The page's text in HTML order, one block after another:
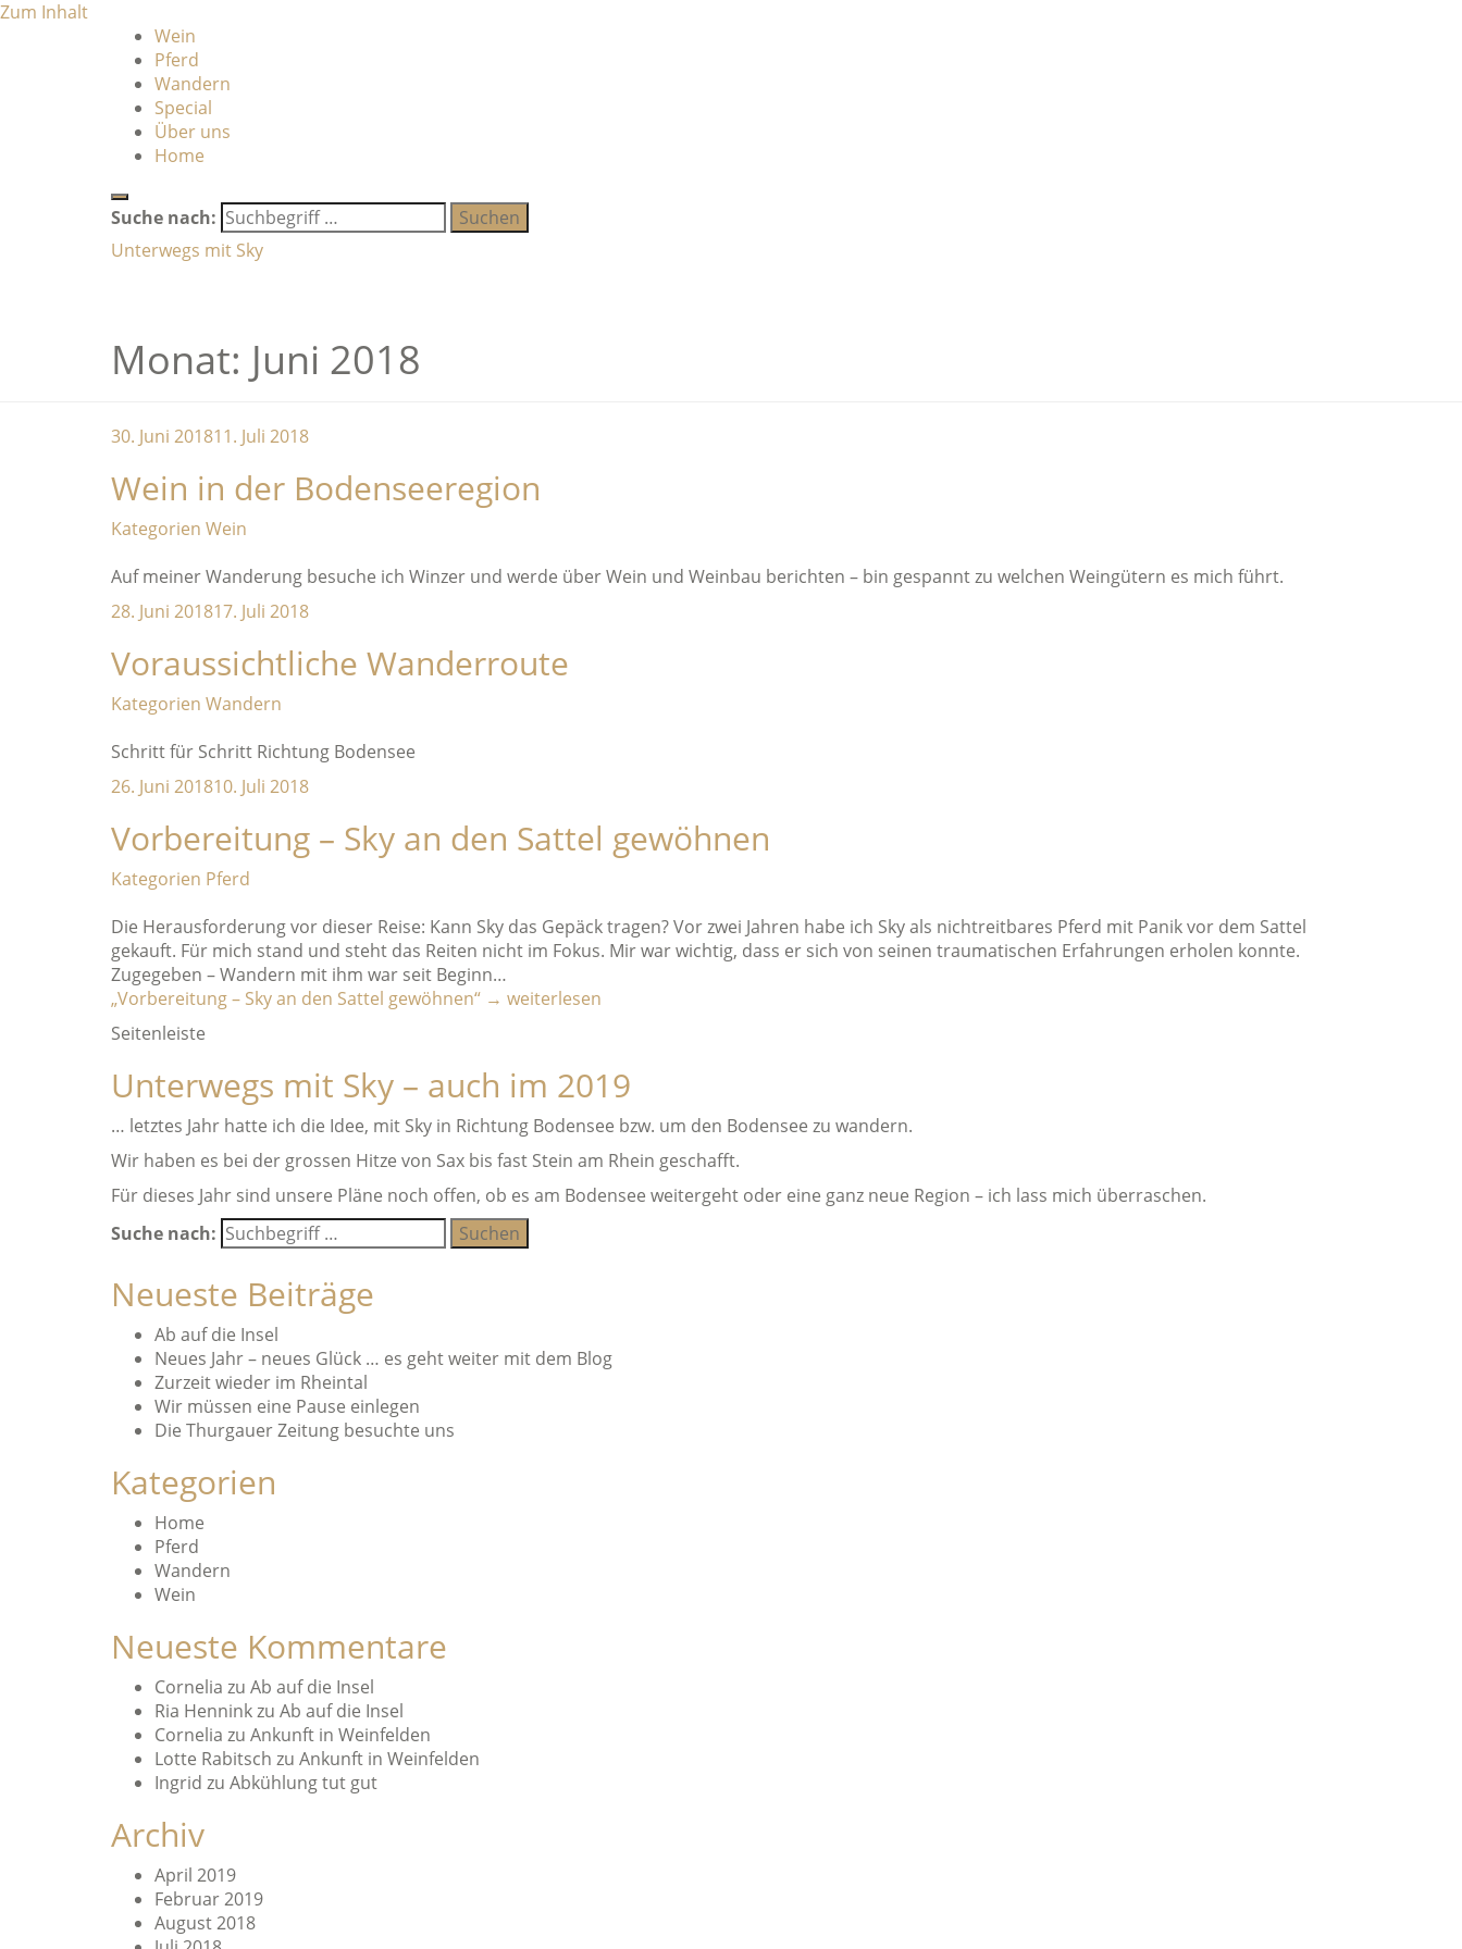
Zum Inhalt
Wein
Pferd
Wandern
Special
Über uns
Home
Suche nach:
Unterwegs mit Sky
Monat: Juni 2018
30. Juni 201811. Juli 2018
Wein in der Bodenseeregion
Kategorien Wein
Auf meiner Wanderung besuche ich Winzer und werde über Wein und Weinbau berichten – bin gespannt zu welchen Weingütern es mich führt.
28. Juni 201817. Juli 2018
Voraussichtliche Wanderroute
Kategorien Wandern
Schritt für Schritt Richtung Bodensee
26. Juni 201810. Juli 2018
Vorbereitung – Sky an den Sattel gewöhnen
Kategorien Pferd
Die Herausforderung vor dieser Reise: Kann Sky das Gepäck tragen? Vor zwei Jahren habe ich Sky als nichtreitbares Pferd mit Panik vor dem Sattel
gekauft. Für mich stand und steht das Reiten nicht im Fokus. Mir war wichtig, dass er sich von seinen traumatischen Erfahrungen erholen konnte.
Zugegeben – Wandern mit ihm war seit Beginn…
„Vorbereitung – Sky an den Sattel gewöhnen“ → weiterlesen
Seitenleiste
Unterwegs mit Sky – auch im 2019
… letztes Jahr hatte ich die Idee, mit Sky in Richtung Bodensee bzw. um den Bodensee zu wandern.
Wir haben es bei der grossen Hitze von Sax bis fast Stein am Rhein geschafft.
Für dieses Jahr sind unsere Pläne noch offen, ob es am Bodensee weitergeht oder eine ganz neue Region – ich lass mich überraschen.
Suche nach:
Neueste Beiträge
Ab auf die Insel
Neues Jahr – neues Glück … es geht weiter mit dem Blog
Zurzeit wieder im Rheintal
Wir müssen eine Pause einlegen
Die Thurgauer Zeitung besuchte uns
Kategorien
Home
Pferd
Wandern
Wein
Neueste Kommentare
Cornelia zu Ab auf die Insel
Ria Henninkzu Ab auf die Insel
Cornelia zu Ankunft in Weinfelden
Lotte Rabitsch zu Ankunft in Weinfelden
Ingrid zu Abkühlung tut gut
Archiv
April 2019
Februar 2019
August 2018